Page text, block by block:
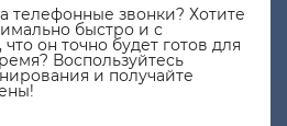
телефонные звонки? Хотите
быстро и с
он точно будет готов для
Воспользуйтесь
и получайте